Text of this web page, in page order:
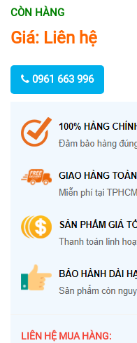
CÒN HÀNG
Giá: Liên hệ
0961 663 996
LIÊN HỆ MUA HÀNG: